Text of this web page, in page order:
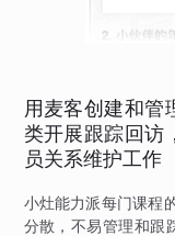
用麦客创建和管
类开展跟踪回访
员关系维护工作
小灶能力派每门课程
分散，不易管理和跟